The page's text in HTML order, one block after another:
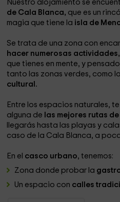
Nuestro alojamiento se
de Cala Blanca, que es un
magia que tiene la isla de
Se trata de una zona con
hacer numerosas actividades,
que tienes en mente, y
tanto las zonas verdes, como
cultural.
Entre los espacios naturales,
alguna de las mejores rutas
llegarás hasta las playas y
caso de la Cala Blanca, a
En el casco urbano, tenemos:
Zona donde probar la
Un espacio con calles